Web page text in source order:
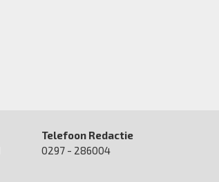
Telefoon Redactie
0297 - 286004